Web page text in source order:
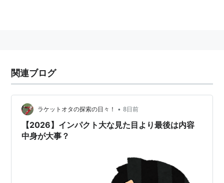
関連ブログ
ラケットオタの探索の日々！ • 8日前
【2026】インパクト大な見た目より最後は内容
中身が大事？